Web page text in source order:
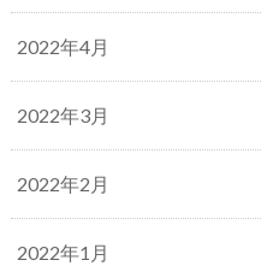
2022年4月
2022年3月
2022年2月
2022年1月